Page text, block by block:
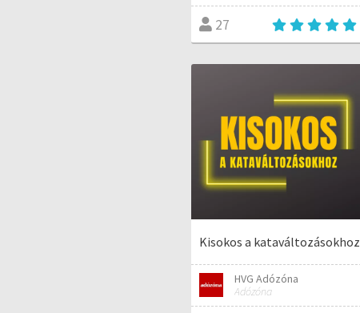
27
Kisokos a kataváltozásokhoz
HVG Adózóna
Adózóna